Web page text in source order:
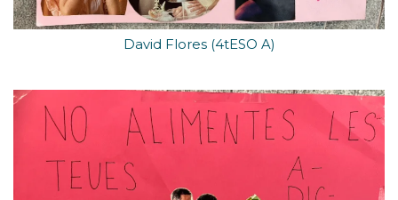
David Flores (4tESO A)